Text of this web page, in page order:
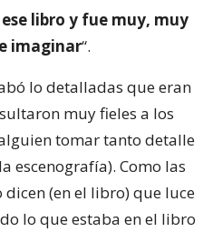
libro y fue muy, muy
imaginar“.
lo detalladas que eran
muy fieles a los
tomar tanto detalle
escenografía). Como las
dicen (en el libro) que luce
lo que estaba en el libro